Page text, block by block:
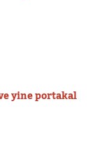
yine portakal